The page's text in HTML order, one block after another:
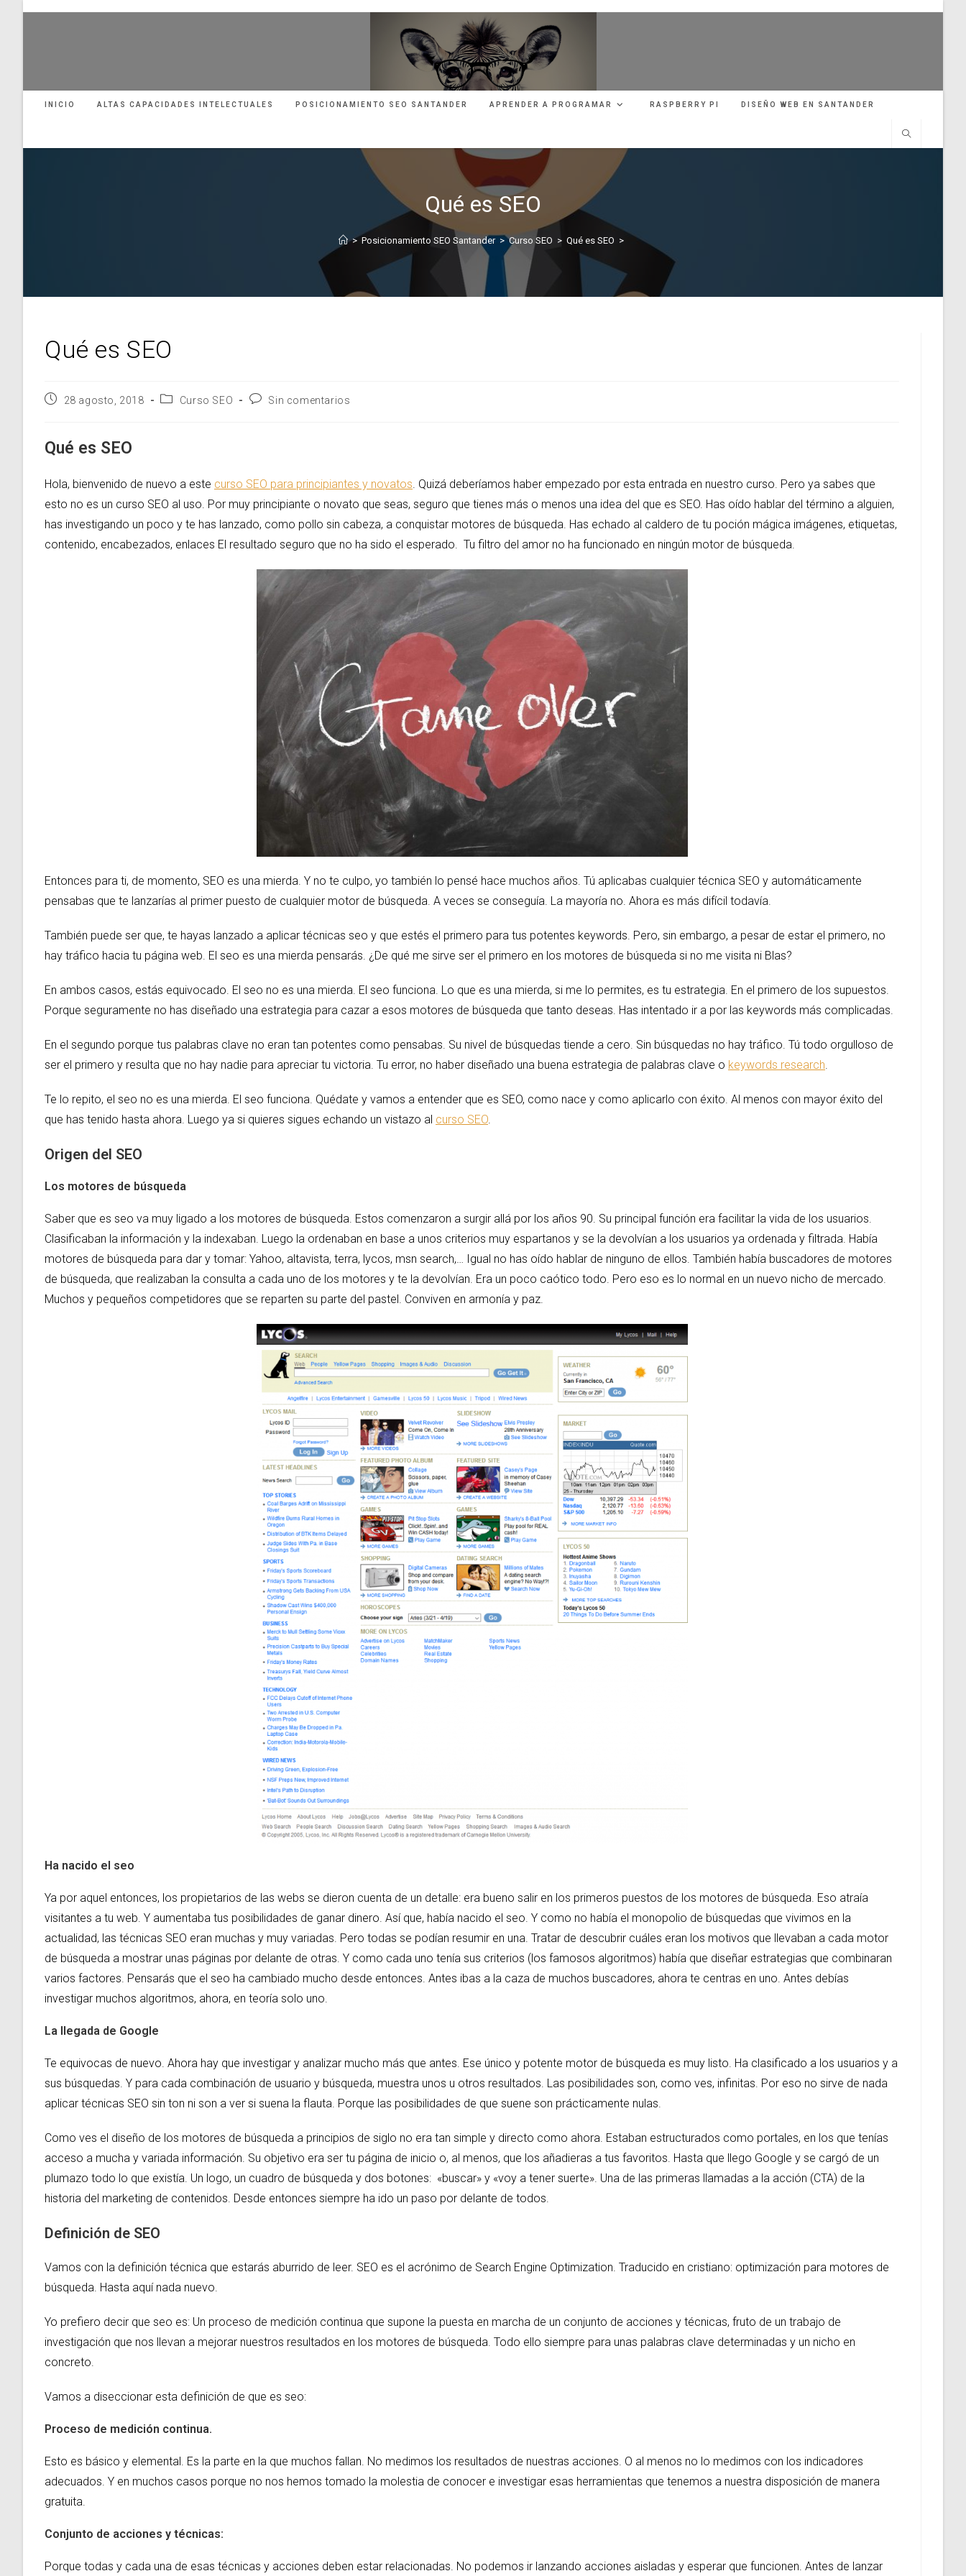
INICIO ALTAS CAPACIDADES INTELECTUALES POSICIONAMIENTO SEO SANTANDER APRENDER A PROGRAMAR RASPBERRY PI DISEÑO WEB EN SANTANDER
Qué es SEO
> Posicionamiento SEO Santander > Curso SEO > Qué es SEO >
Qué es SEO
Publicación
entrada:
28 agosto, 2018
Categoría
Curso SEO
Comentarios
Sin comentarios
Qué es SEO
Hola, bienvenido de nuevo a este curso SEO para principiantes y novatos. Quizá deberíamos haber empezado por esta entrada en nuestro curso. Pero ya sabes que
esto no es un curso SEO al uso. Por muy principiante o novato que seas, seguro que tienes más o menos una idea del que es SEO. Has oído hablar del término a alguien,
has investigando un poco y te has lanzado, como pollo sin cabeza, a conquistar motores de búsqueda. Has echado al caldero de tu poción mágica imágenes, etiquetas,
contenido, encabezados, enlaces El resultado seguro que no ha sido el esperado. Tu filtro del amor no ha funcionado en ningún motor de búsqueda.
Entonces para ti, de momento, SEO es una mierda. Y no te culpo, yo también lo pensé hace muchos años. Tú aplicabas cualquier técnica SEO y automáticamente
pensabas que te lanzarías al primer puesto de cualquier motor de búsqueda. A veces se conseguía. La mayoría no. Ahora es más difícil todavía.
También puede ser que, te hayas lanzado a aplicar técnicas seo y que estés el primero para tus potentes keywords. Pero, sin embargo, a pesar de estar el primero, no
hay tráfico hacia tu página web. El seo es una mierda pensarás. ¿De qué me sirve ser el primero en los motores de búsqueda si no me visita ni Blas?
En ambos casos, estás equivocado. El seo no es una mierda. El seo funciona. Lo que es una mierda, si me lo permites, es tu estrategia. En el primero de los supuestos.
Porque seguramente no has diseñado una estrategia para cazar a esos motores de búsqueda que tanto deseas. Has intentado ir a por las keywords más complicadas.
En el segundo porque tus palabras clave no eran tan potentes como pensabas. Su nivel de búsquedas tiende a cero. Sin búsquedas no hay tráfico. Tú todo orgulloso de
ser el primero y resulta que no hay nadie para apreciar tu victoria. Tu error, no haber diseñado una buena estrategia de palabras clave o keywords research.
Te lo repito, el seo no es una mierda. El seo funciona. Quédate y vamos a entender que es SEO, como nace y como aplicarlo con éxito. Al menos con mayor éxito del
que has tenido hasta ahora. Luego ya si quieres sigues echando un vistazo al curso SEO.
Origen del SEO
Los motores de búsqueda
Saber que es seo va muy ligado a los motores de búsqueda. Estos comenzaron a surgir allá por los años 90. Su principal función era facilitar la vida de los usuarios.
Clasificaban la información y la indexaban. Luego la ordenaban en base a unos criterios muy espartanos y se la devolvían a los usuarios ya ordenada y filtrada. Había
motores de búsqueda para dar y tomar: Yahoo, altavista, terra, lycos, msn search,… Igual no has oído hablar de ninguno de ellos. También había buscadores de motores
de búsqueda, que realizaban la consulta a cada uno de los motores y te la devolvían. Era un poco caótico todo. Pero eso es lo normal en un nuevo nicho de mercado.
Muchos y pequeños competidores que se reparten su parte del pastel. Conviven en armonía y paz.
Ha nacido el seo
Ya por aquel entonces, los propietarios de las webs se dieron cuenta de un detalle: era bueno salir en los primeros puestos de los motores de búsqueda. Eso atraía
visitantes a tu web. Y aumentaba tus posibilidades de ganar dinero. Así que, había nacido el seo. Y como no había el monopolio de búsquedas que vivimos en la
actualidad, las técnicas SEO eran muchas y muy variadas. Pero todas se podían resumir en una. Tratar de descubrir cuáles eran los motivos que llevaban a cada motor
de búsqueda a mostrar unas páginas por delante de otras. Y como cada uno tenía sus criterios (los famosos algoritmos) había que diseñar estrategias que combinaran
varios factores. Pensarás que el seo ha cambiado mucho desde entonces. Antes ibas a la caza de muchos buscadores, ahora te centras en uno. Antes debías
investigar muchos algoritmos, ahora, en teoría solo uno.
La llegada de Google
Te equivocas de nuevo. Ahora hay que investigar y analizar mucho más que antes. Ese único y potente motor de búsqueda es muy listo. Ha clasificado a los usuarios y a
sus búsquedas. Y para cada combinación de usuario y búsqueda, muestra unos u otros resultados. Las posibilidades son, como ves, infinitas. Por eso no sirve de nada
aplicar técnicas SEO sin ton ni son a ver si suena la flauta. Porque las posibilidades de que suene son prácticamente nulas.
Como ves el diseño de los motores de búsqueda a principios de siglo no era tan simple y directo como ahora. Estaban estructurados como portales, en los que tenías
acceso a mucha y variada información. Su objetivo era ser tu página de inicio o, al menos, que los añadieras a tus favoritos. Hasta que llego Google y se cargó de un
plumazo todo lo que existía. Un logo, un cuadro de búsqueda y dos botones: «buscar» y «voy a tener suerte». Una de las primeras llamadas a la acción (CTA) de la
historia del marketing de contenidos. Desde entonces siempre ha ido un paso por delante de todos.
Definición de SEO
Vamos con la definición técnica que estarás aburrido de leer. SEO es el acrónimo de Search Engine Optimization. Traducido en cristiano: optimización para motores de
búsqueda. Hasta aquí nada nuevo.
Yo prefiero decir que seo es: Un proceso de medición continua que supone la puesta en marcha de un conjunto de acciones y técnicas, fruto de un trabajo de
investigación que nos llevan a mejorar nuestros resultados en los motores de búsqueda. Todo ello siempre para unas palabras clave determinadas y un nicho en
concreto.
Vamos a diseccionar esta definición de que es seo:
Proceso de medición continua.
Esto es básico y elemental. Es la parte en la que muchos fallan. No medimos los resultados de nuestras acciones. O al menos no lo medimos con los indicadores
adecuados. Y en muchos casos porque no nos hemos tomado la molestia de conocer e investigar esas herramientas que tenemos a nuestra disposición de manera
gratuita.
Conjunto de acciones y técnicas:
Porque todas y cada una de esas técnicas y acciones deben estar relacionadas. No podemos ir lanzando acciones aisladas y esperar que funcionen. Antes de lanzar